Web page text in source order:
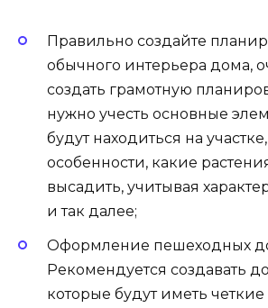
Правильно создайте
обычного интерьера дома,
создать грамотную
нужно учесть основные
будут находиться на
особенности, какие
высадить, учитывая
и так далее;
Оформление пешеходных
Рекомендуется создавать
которые будут иметь четкие